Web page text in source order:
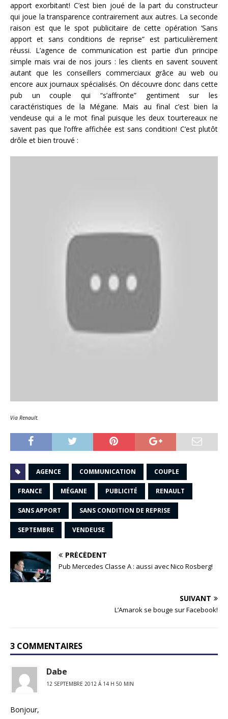
apport exorbitant! C’est bien joué de la part du constructeur
qui joue la transparence contrairement aux autres. La seconde
raison est que le spot publicitaire de cette opération ‘Sans
apport et sans conditions de reprise” est particulièrement
réussi. L’agence de communication est partie d’un principe
simple mais vrai de nos jours : les clients en savent souvent
autant que les conseillers commerciaux grâce au web ou
encore aux journaux spécialisés. On découvre donc dans cette
pub un couple qui “s’affronte” gentiment sur les
caractéristiques de la Mégane. Mais au final c’est bien la
vendeuse qui a le mot final puisque les deux tourtereaux ne
savent pas que l’offre affichée est sans condition! C’est plutôt
drôle et bien trouvé :
Via Renault.
AGENCE COMMUNICATION COUPLE
FRANCE MÉGANE PUBLICITÉ RENAULT
SANS APPORT SANS CONDITION DE REPRISE
SEPTEMBRE VENDEUSE
PRÉCÉDENT
Pub Mercedes Classe A : aussi avec Nico Rosberg!
SUIVANT
L’Amarok se bouge sur Facebook!
3 COMMENTAIRES
Dabe
12 SEPTEMBRE 2012 Á 14 H 50 MIN
Bonjour,